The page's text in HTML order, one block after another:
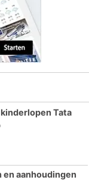
Tata
aanhoudingen